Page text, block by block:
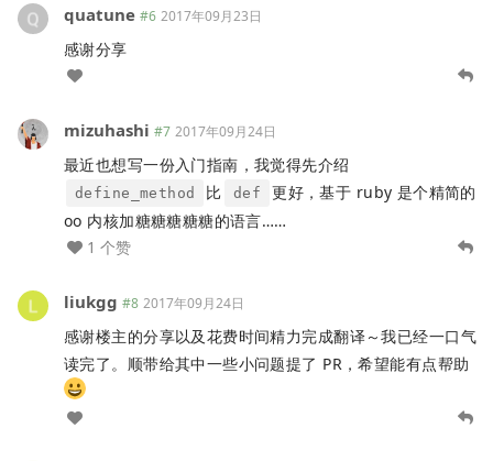
quatune #6 2017年09月23日
感谢分享
mizuhashi #7 2017年09月24日
最近也想写一份入门指南，我觉得先介绍
define_method 比 def
更好，基于 ruby 是个精简的
oo 内核加糖糖糖糖糖的语言……
1 个赞
liukgg #8 2017年09月24日
感谢楼主的分享以及花费时间精力完成翻译～我已经一口气
读完了。顺带给其中一些小问题提了 PR，希望能有点帮助